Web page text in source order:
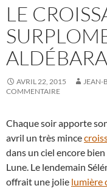
LE
AVRIL 22, 2015 JEAN-
COMMENTAIRE
Chaque soir apporte
avril un très mince
dans un ciel encore
Lune. Le lendemain
offrait une jolie lumière